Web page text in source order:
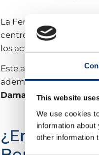
This website
We use cookies
information
other information
La Feria y Fiestas de
centros festivos de la
los actos propios de la
Este año habrá seis
además de
Damas, y Caballeros,
¿En qué